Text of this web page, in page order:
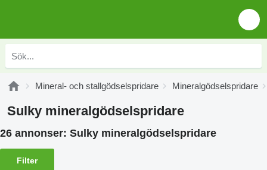
Mineral- och stallgödselspridare Mineralgödselspridare
Sulky mineralgödselspridare
26 annonser: Sulky mineralgödselspridare
Filter